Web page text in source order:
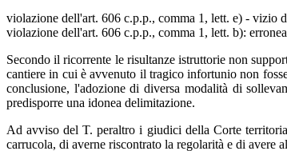
violazione dell'art. 606 c.p.p., comma 1, lett. e) - vizio
violazione dell'art. 606 c.p.p., comma 1, lett. b):
Secondo il ricorrente le risultanze istruttorie non
cantiere in cui è avvenuto il tragico infortunio non
conclusione, l'adozione di diversa modalità di
predisporre una idonea delimitazione.
Ad avviso del T. peraltro i giudici della Corte
carrucola, di averne riscontrato la regolarità e di avere